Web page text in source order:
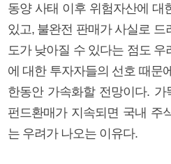
동양 사태 이후 위험자산에 대
있고, 불완전 판매가 사실로 드
도가 낮아질 수 있다는 점도
에 대한 투자자들의 선호 때문
한동안 가속화할 전망이다.
펀드환매가 지속되면 국내 주
는 우려가 나오는 이유다.